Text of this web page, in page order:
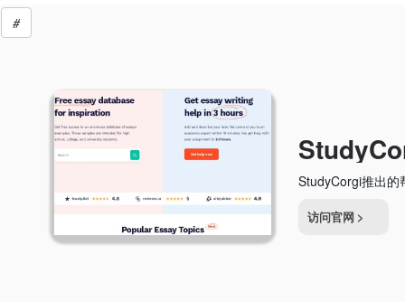
#
StudyCorgi推出的
访问官网 >